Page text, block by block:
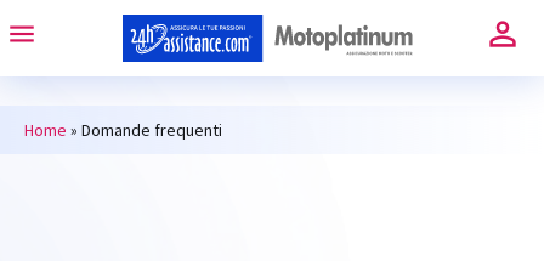
Home » Domande frequenti